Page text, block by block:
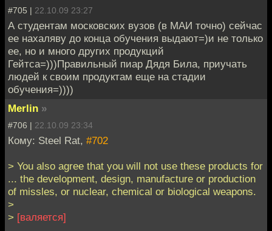
#705 | 22.10.09 23:27
А студентам московских вузов (в МАИ точно) сейчас
ее нахаляву до конца обучения выдают=)и не только
ее, но и много других продукций
Гейтса=)))Правильный пиар Дядя Била, приучать
людей к своим продуктам еще на стадии
обучения=))))
Merlin »
#706 | 22.10.09 23:34
Кому: Steel Rat, #702
> You also agree that you will not use these products for
... the development, design, manufacture or production
of missles, or nuclear, chemical or biological weapons.
>
> [валяется]